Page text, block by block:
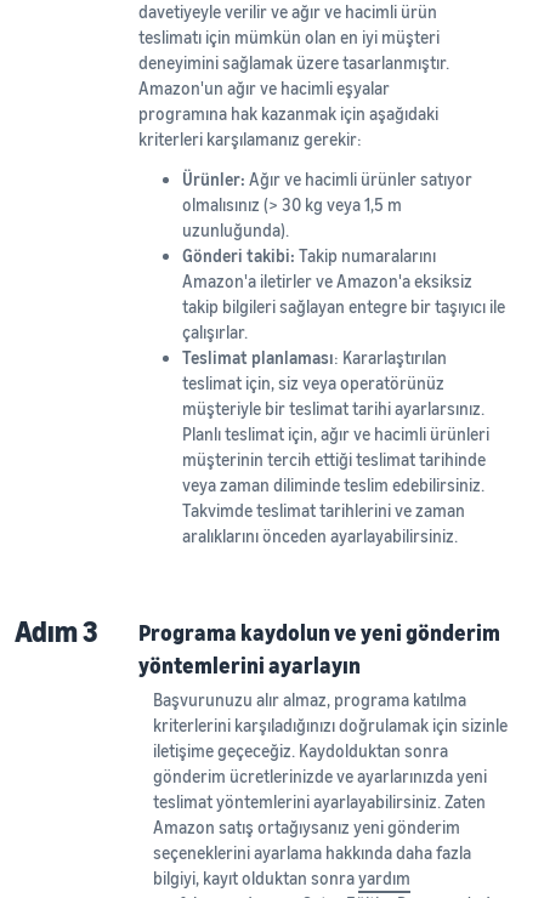
davetiyeyle verilir ve ağır ve hacimli ürün
teslimatı için mümkün olan en iyi müşteri
deneyimini sağlamak üzere tasarlanmıştır.
Amazon'un ağır ve hacimli eşyalar
programına hak kazanmak için aşağıdaki
kriterleri karşılamanız gerekir:
Ürünler: Ağır ve hacimli ürünler satıyor
olmalısınız (> 30 kg veya 1,5 m
uzunluğunda).
Gönderi takibi: Takip numaralarını
Amazon'a iletirler ve Amazon'a eksiksiz
takip bilgileri sağlayan entegre bir taşıyıcı ile
çalışırlar.
Teslimat planlaması: Kararlaştırılan
teslimat için, siz veya operatörünüz
müşteriyle bir teslimat tarihi ayarlarsınız.
Planlı teslimat için, ağır ve hacimli ürünleri
müşterinin tercih ettiği teslimat tarihinde
veya zaman diliminde teslim edebilirsiniz.
Takvimde teslimat tarihlerini ve zaman
aralıklarını önceden ayarlayabilirsiniz.
Adım 3
Programa kaydolun ve yeni gönderim
yöntemlerini ayarlayın
Başvurunuzu alır almaz, programa katılma
kriterlerini karşıladığınızı doğrulamak için sizinle
iletişime geçeceğiz. Kaydolduktan sonra
gönderim ücretlerinizde ve ayarlarınızda yeni
teslimat yöntemlerini ayarlayabilirsiniz. Zaten
Amazon satış ortağıysanız yeni gönderim
seçeneklerini ayarlama hakkında daha fazla
bilgiyi, kayıt olduktan sonrayardım